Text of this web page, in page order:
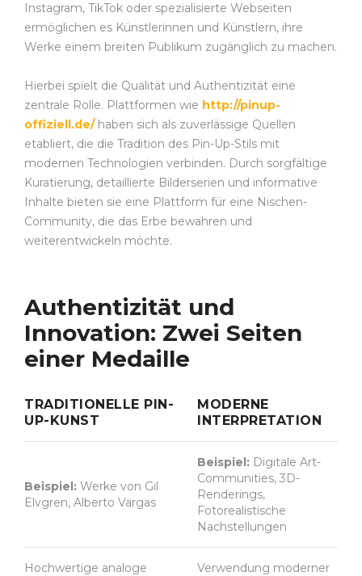
Instagram, TikTok oder spezialisierte Webseiten
ermöglichen es Künstlerinnen und Künstlern, ihre
Werke einem breiten Publikum zugänglich zu machen.
Hierbei spielt die Qualität und Authentizität eine
zentrale Rolle. Plattformen wie http://pinup-
offiziell.de/haben sich als zuverlässige Quellen
etabliert, die die Tradition des Pin-Up-Stils mit
modernen Technologien verbinden. Durch sorgfältige
Kuratierung, detaillierte Bilderserien und informative
Inhalte bieten sie eine Plattform für eine Nischen-
Community, die das Erbe bewahren und
weiterentwickeln möchte.
Authentizität und
Innovation: Zwei Seiten
einer Medaille
TRADITIONELLE PIN-
UP-KUNST
MODERNE
INTERPRETATION
Beispiel: Werke von Gil
Elvgren, Alberto Vargas
Beispiel: Digitale Art-
Communities, 3D-
Renderings,
Fotorealistische
Nachstellungen
Hochwertige analoge
Verwendung moderner